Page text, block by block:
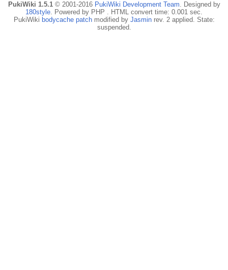
PukiWiki 1.5.1© 2001-2016 PukiWiki Development Team. Designed by
180style. Powered by PHP . HTML convert time: 0.001 sec.
PukiWiki bodycache patchmodified by Jasminrev. 2 applied. State:
suspended.